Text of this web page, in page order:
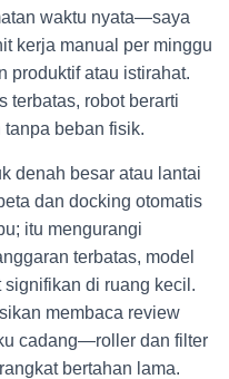
waktu nyata—saya
kerja manual per minggu
produktif atau istirahat.
terbatas, robot berarti
beban fisik.
denah besar atau lantai
dan docking otomatis
itu mengurangi
terbatas, model
signifikan di ruang kecil.
membaca review
cadang—roller dan filter
bertahan lama.